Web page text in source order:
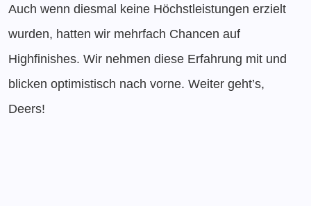
Auch wenn diesmal keine Höchstleistungen erzielt
wurden, hatten wir mehrfach Chancen auf
Highfinishes. Wir nehmen diese Erfahrung mit und
blicken optimistisch nach vorne. Weiter geht’s,
Deers!